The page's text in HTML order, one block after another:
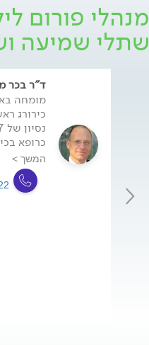
מנהלי פורום
שתלי שמיעה
ד"ר בכר
מומחה
כירורג
כרופא
המשך >